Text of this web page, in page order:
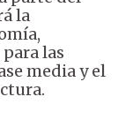
la
las
media y el